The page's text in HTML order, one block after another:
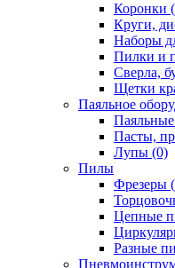
Коронки
Круги,
Наборы
Пилки и
Сверла,
Щетки
Паяльное
Пасты,
Лупы (0)
Пилы
Фрезеры
Цепные
Разные